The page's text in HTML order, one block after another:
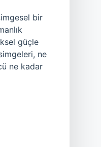
bir
güçle
ne
ne kadar